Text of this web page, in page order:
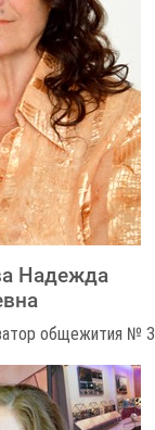
Надежда
общежития № 3